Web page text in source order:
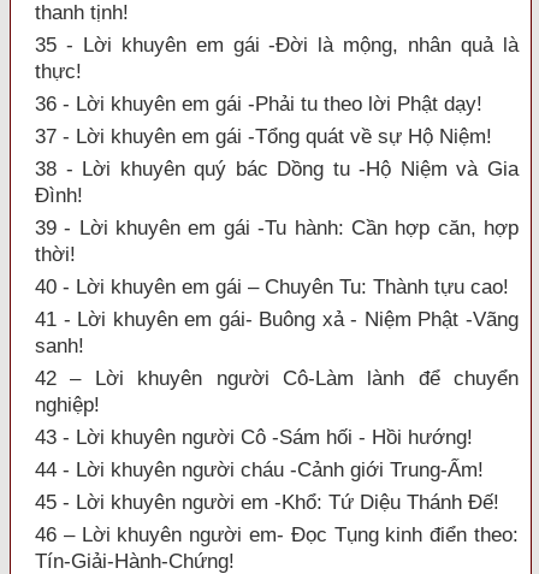
thanh tịnh!
35 - Lời khuyên em gái -Đời là mộng, nhân quả là
thực!
36 - Lời khuyên em gái -Phải tu theo lời Phật dạy!
37 - Lời khuyên em gái -Tổng quát về sự Hộ Niệm!
38 - Lời khuyên quý bác Dồng tu -Hộ Niệm và Gia
Đình!
39 - Lời khuyên em gái -Tu hành: Cần hợp căn, hợp
thời!
40 - Lời khuyên em gái – Chuyên Tu: Thành tựu cao!
41 - Lời khuyên em gái- Buông xả - Niệm Phật -Vãng
sanh!
42 – Lời khuyên người Cô-Làm lành để chuyển
nghiệp!
43 - Lời khuyên người Cô -Sám hối - Hồi hướng!
44 - Lời khuyên người cháu -Cảnh giới Trung-Ấm!
45 - Lời khuyên người em -Khổ: Tứ Diệu Thánh Đế!
46 – Lời khuyên người em- Đọc Tụng kinh điển theo:
Tín-Giải-Hành-Chứng!